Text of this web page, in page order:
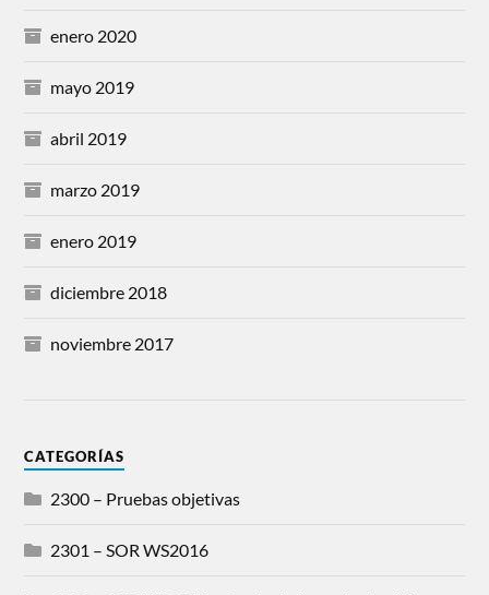
enero 2020
mayo 2019
abril 2019
marzo 2019
enero 2019
diciembre 2018
noviembre 2017
CATEGORÍAS
2300 – Pruebas objetivas
2301 – SOR WS2016